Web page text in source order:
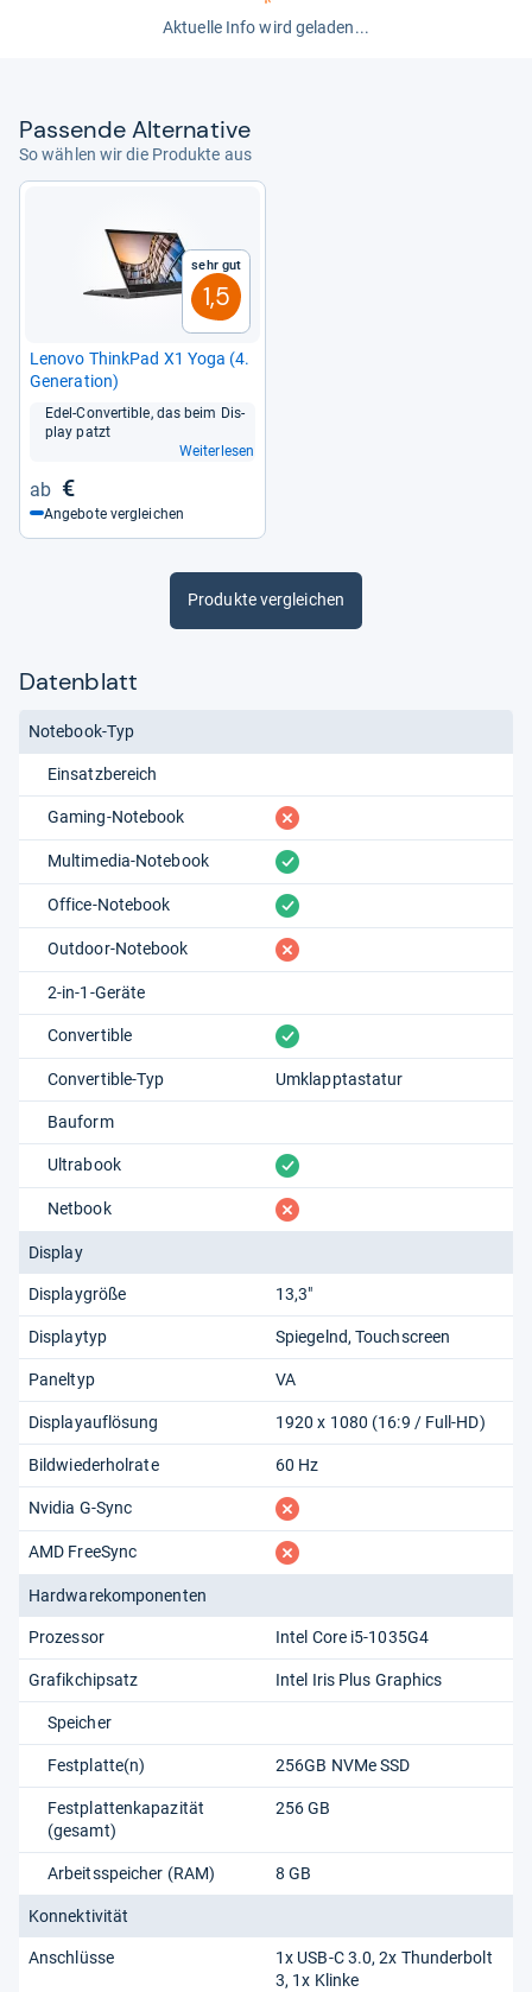
Aktuelle Info wird geladen...
Pas­sende Alter­na­tive
So wählen wir die Produkte aus
Sehr gut
1,5
Lenovo Think­Pad X1 Yoga (4.
Gene­ra­tion)
Edel-​Con­ver­ti­ble, das beim Dis­
play patzt
Weiterlesen
€
Angebote vergleichen
Produkte vergleichen
Datenblatt
Notebook-Typ
Einsatzbereich
Gaming-Notebook fehlt
Multimedia-Notebook vorhanden
Office-Notebook vorhanden
Outdoor-Notebook fehlt
2-in-1-Geräte
Convertible vorhanden
Convertible-Typ Umklapptastatur
Bauform
Ultrabook vorhanden
Netbook fehlt
Display
Displaygröße 13,3"
Displaytyp Spiegelnd Touchscreen
Paneltyp VA
Displayauflösung 1920 x 1080 (16:9 / Full-HD)
Bildwiederholrate 60 Hz
Nvidia G-Sync fehlt
AMD FreeSync fehlt
Hardwarekomponenten
Prozessor Intel Core i5-1035G4
Grafikchipsatz Intel Iris Plus Graphics
Speicher
Festplatte(n) 256GB NVMe SSD
Festplattenkapazität
(gesamt)
256 GB
Arbeitsspeicher (RAM) 8 GB
Konnektivität
Anschlüsse
1x USB-C 3.0, 2x Thunderbolt
3, 1x Klinke